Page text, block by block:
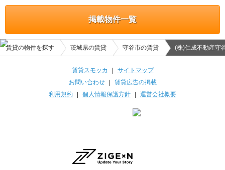
掲載物件一覧
賃貸の物件を探す 茨城県の賃貸 守谷市の賃貸 (株)仁成不動産守
賃貸スモッカ
サイトマップ
お問い合わせ| 賃貸広告の掲載
利用規約
個人情報保護方針 運営会社概要